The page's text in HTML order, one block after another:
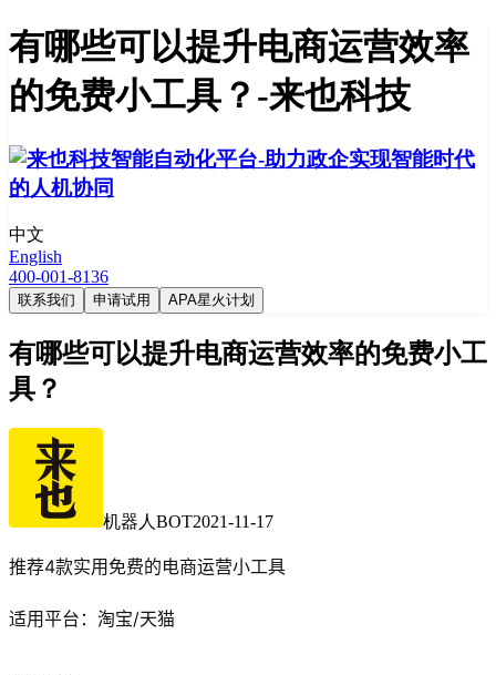
有哪些可以提升电商运营效率
的免费小工具？-来也科技
中文
English
400-001-8136
联系我们 申请试用 APA星火计划
有哪些可以提升电商运营效率的免费小工
具？
机器人BOT2021-11-17
推荐4款实用免费的电商运营小工具
适用平台：淘宝/天猫